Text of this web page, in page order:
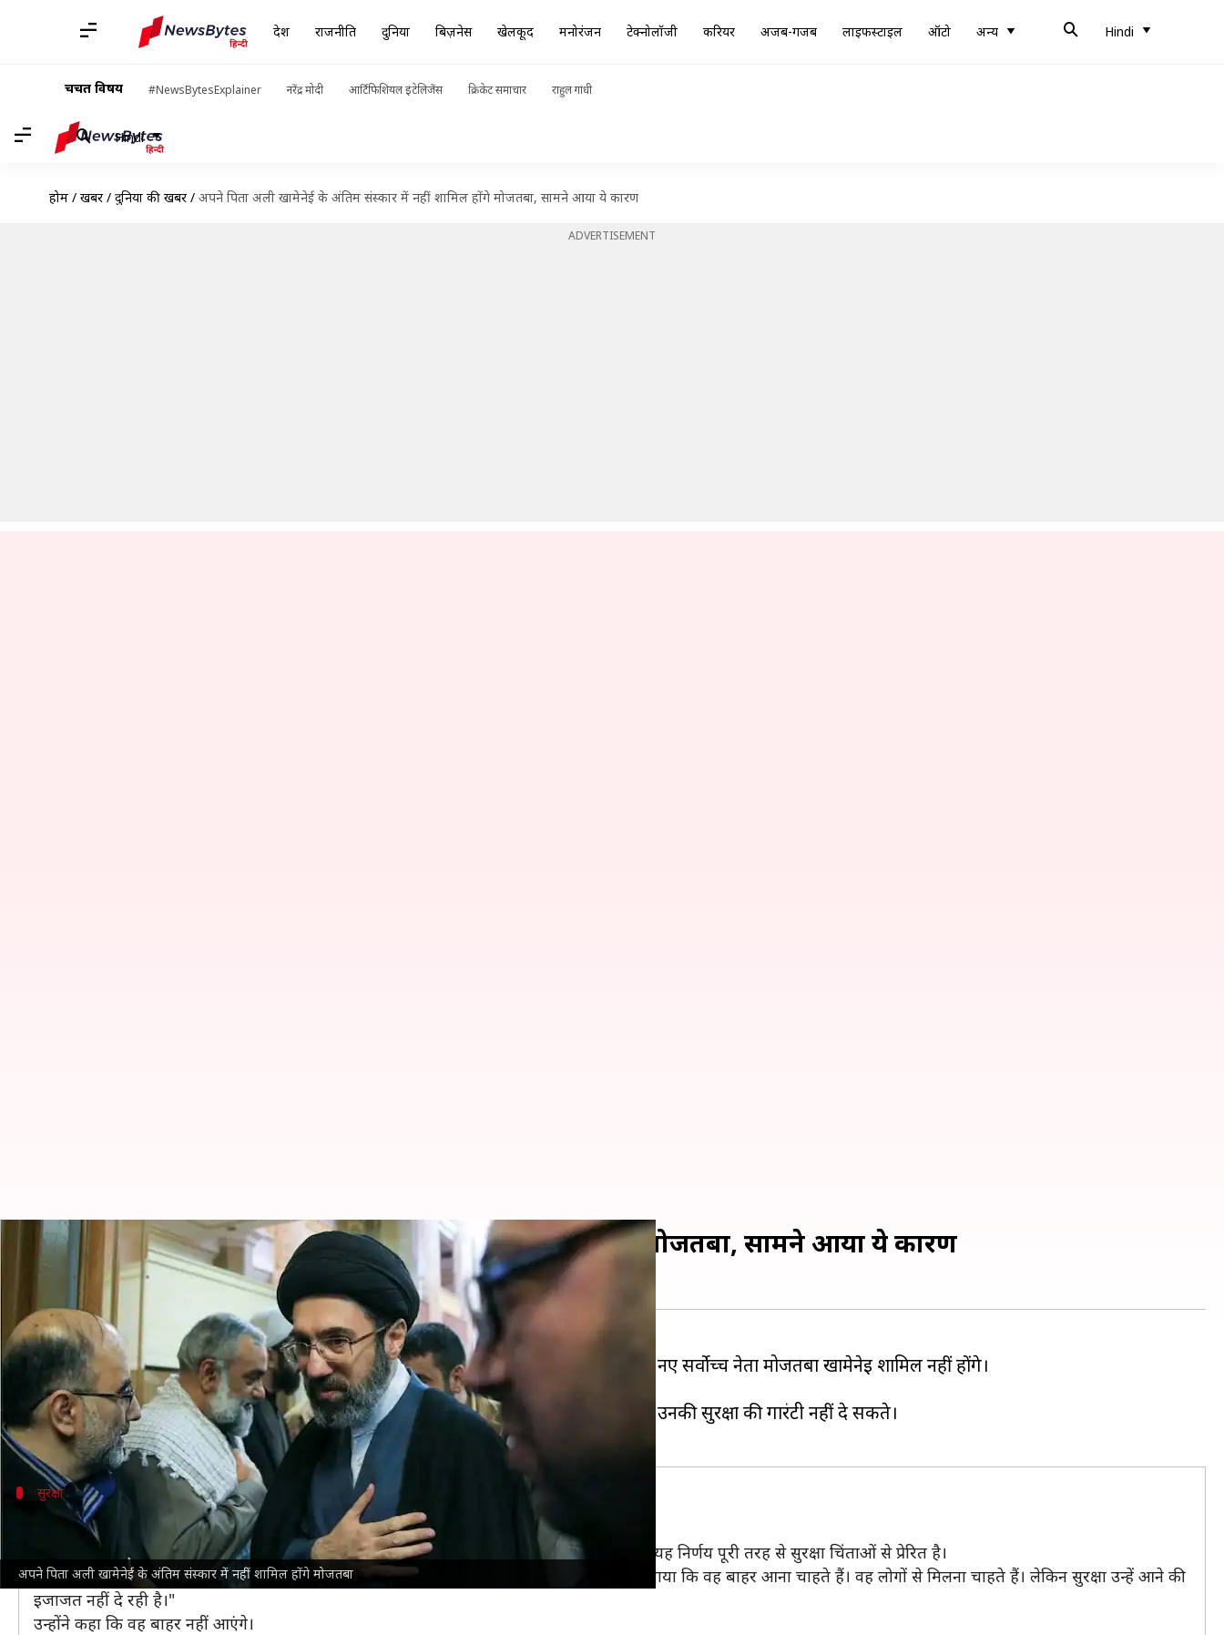
देश राजनीति दुनिया बिज़नेस खेलकूद मनोरंजन टेक्नोलॉजी करियर अजब-गजब लाइफस्टाइल ऑटो अन्य Hindi
चर्चित विषय #NewsBytesExplainer नरेंद्र मोदी आर्टिफिशियल इंटेलिजेंस क्रिकेट समाचार राहुल गांधी
Hindi
होम / खबरें / दुनिया की खबरें / अपने पिता अली खामेनेई के अंतिम संस्कार में नहीं शामिल होंगे मोजतबा, सामने आया ये कारण
ADVERTISEMENT
अपने पिता अली खामेनेई के अंतिम संस्कार में नहीं शामिल होंगे मोजतबा
अपने पिता अली खामेनेई के अंतिम संस्कार में नहीं शामिल होंगे मोजतबा, सामने आया ये कारण
Jul 03, 2026 10:42 am
क्या है खबर?
ईरान
इंडिया टुडेने भारत में खामेनेई के प्रतिनिधि अयातुल्ला हकीम इलाही के हवाले से यह बात कही।
उन्होंने कहा कि मोजतबा के सार्वजनिक रूप से उपस्थित होने की संभावना नहीं है, क्योंकि अधिकारी उनकी सुरक्षा की गारंटी नहीं दे सकते।
सुरक्षा
मोजतबा की सुरक्षा की चिंता
के इंदिरा गांधी अंतरराष्ट्रीय हवाई अड्डे से तेहरान के लिए रवाना होने से पहले, इलाही ने कहा कि यह निर्णय पूरी तरह से सुरक्षा चिंताओं से प्रेरित है।
उन्होंने कहा, "मैं पिछले हफ्ते ईरान में था और वहां अपने कुछ दोस्तों से मिला, जो उनसे मिले थे। उन्होंने बताया कि वह बाहर आना चाहते हैं। वह लोगों से मिलना चाहते हैं। लेकिन सुरक्षा उन्हें आने की
इजाजत नहीं दे रही है।"
उन्होंने कहा कि वह बाहर नहीं आएंगे।